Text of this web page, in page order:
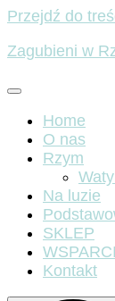
Przejdź do
Zagubieni w
Home
O nas
Rzym
Na luzie
SKLEP
Kontakt